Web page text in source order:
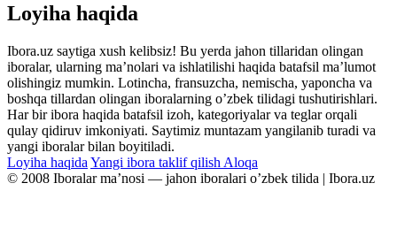
Loyiha haqida
Ibora.uz saytiga xush kelibsiz! Bu yerda jahon tillaridan olingan
iboralar, ularning maʼnolari va ishlatilishi haqida batafsil maʼlumot
olishingiz mumkin. Lotincha, fransuzcha, nemischa, yaponcha va
boshqa tillardan olingan iboralarning oʼzbek tilidagi tushutirishlari.
Har bir ibora haqida batafsil izoh, kategoriyalar va teglar orqali
qulay qidiruv imkoniyati. Saytimiz muntazam yangilanib turadi va
yangi iboralar bilan boyitiladi.
Loyiha haqida Yangi ibora taklif qilish Aloqa
© 2008 Iboralar maʼnosi — jahon iboralari oʼzbek tilida | Ibora.uz